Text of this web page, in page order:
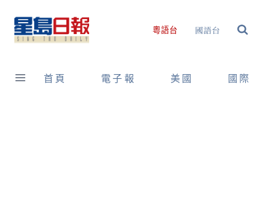
content
粵語台 國語台
首頁 電子報 美國 國際